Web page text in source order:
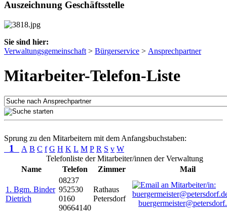
Auszeichnung Geschäftsstelle
Sie sind hier:
Verwaltungsgemeinschaft > Bürgerservice > Ansprechpartner
Mitarbeiter-Telefon-Liste
Sprung zu den Mitarbeitern mit dem Anfangsbuchstaben:
1 A B C f G H K L M P R S v W
Telefonliste der Mitarbeiter/innen der Verwaltung
Name
Telefon Zimmer Mail
1. Bgm. Binder
Dietrich
08237
952530
0160
90664140
Rathaus
Petersdorf